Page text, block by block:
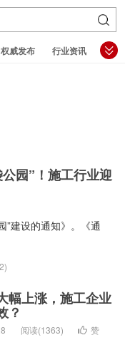
权威发布
行业资讯
园”！施工行业迎
”建设的通知》。《通
2)
幅上涨，施工企业
？
阅读(1363)
赞